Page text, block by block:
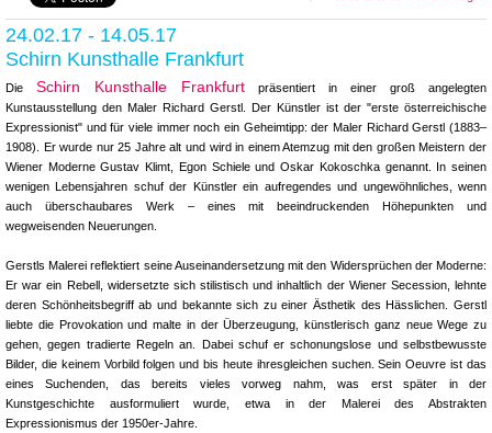
24.02.17 - 14.05.17
Schirn Kunsthalle Frankfurt
Die Schirn Kunsthalle Frankfurt präsentiert in einer groß angelegten
Kunstausstellung den Maler Richard Gerstl. Der Künstler ist der "erste österreichische
Expressionist" und für viele immer noch ein Geheimtipp: der Maler Richard Gerstl (1883–
1908). Er wurde nur 25 Jahre alt und wird in einem Atemzug mit den großen Meistern der
Wiener Moderne Gustav Klimt, Egon Schiele und Oskar Kokoschka genannt. In seinen
wenigen Lebensjahren schuf der Künstler ein aufregendes und ungewöhnliches, wenn
auch überschaubares Werk – eines mit beeindruckenden Höhepunkten und
wegweisenden Neuerungen.
Gerstls Malerei reflektiert seine Auseinandersetzung mit den Widersprüchen der Moderne:
Er war ein Rebell, widersetzte sich stilistisch und inhaltlich der Wiener Secession, lehnte
deren Schönheitsbegriff ab und bekannte sich zu einer Ästhetik des Hässlichen. Gerstl
liebte die Provokation und malte in der Überzeugung, künstlerisch ganz neue Wege zu
gehen, gegen tradierte Regeln an. Dabei schuf er schonungslose und selbstbewusste
Bilder, die keinem Vorbild folgen und bis heute ihresgleichen suchen. Sein Oeuvre ist das
eines Suchenden, das bereits vieles vorweg nahm, was erst später in der
Kunstgeschichte ausformuliert wurde, etwa in der Malerei des Abstrakten
Expressionismus der 1950er-Jahre.